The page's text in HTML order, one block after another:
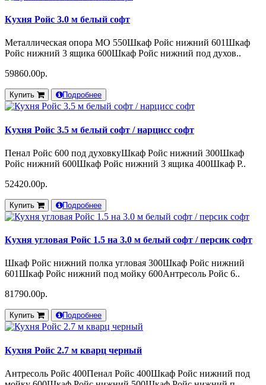
Кухня Ройс 3.0 м белый софт
Металлическая опора МО 550Шкаф Ройс нижний 601Шкаф
Ройс нижний 3 ящика 600Шкаф Ройс нижний под духов..
59860.00р.
Купить Подробнее
Кухня Ройс 3.5 м белый софт / нарцисс софт
Пенал Ройс 600 под духовкуШкаф Ройс нижний 300Шкаф
Ройс нижний 600Шкаф Ройс нижний 3 ящика 400Шкаф Р..
52420.00р.
Купить Подробнее
Кухня угловая Ройс 1.5 на 3.0 м белый софт / персик софт
Шкаф Ройс нижний полка угловая 300Шкаф Ройс нижний
601Шкаф Ройс нижний под мойку 600Антресоль Ройс 6..
81790.00р.
Купить Подробнее
Кухня Ройс 2.7 м кварц черный
Антресоль Ройс 400Пенал Ройс 400Шкаф Ройс нижний под